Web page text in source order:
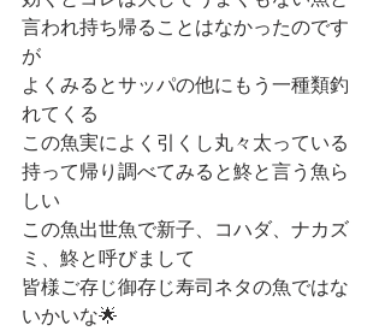
言われ持ち帰ることはなかったのです
が
よくみるとサッパの他にもう一種類釣
れてくる
この魚実によく引くし丸々太っている
持って帰り調べてみると鮗と言う魚ら
しい
この魚出世魚で新子、コハダ、ナカズ
ミ、鮗と呼びまして
皆様ご存じ御存じ寿司ネタの魚ではな
いかいな🌟